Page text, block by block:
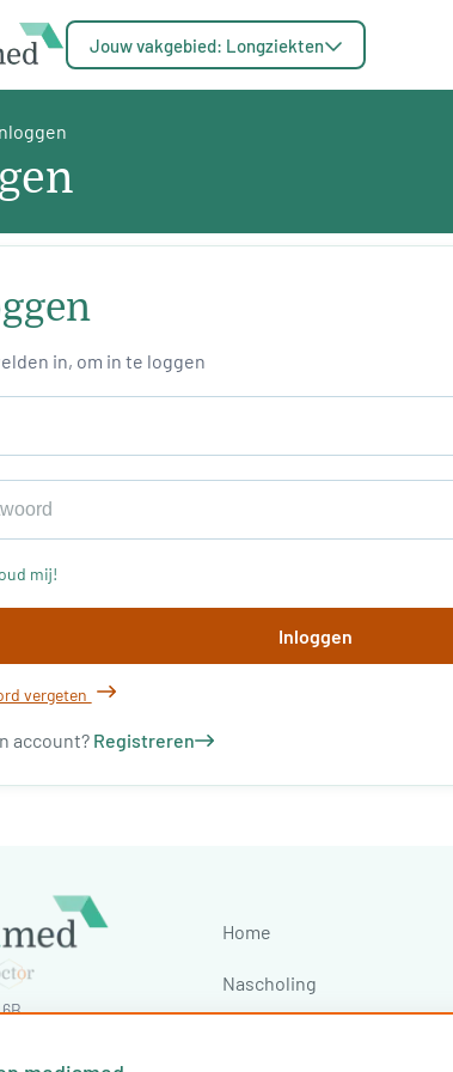
Jouw vakgebied: Longziekten
in, om in te loggen
mij!
Inloggen
vergeten
account? Registreren
Home
Nascholing